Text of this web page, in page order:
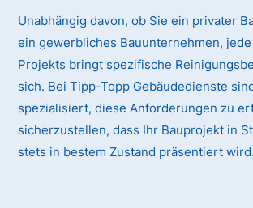
Unabhängig davon, ob Sie ein privater
ein gewerbliches Bauunternehmen,
Projekts bringt spezifische
sich. Bei Tipp-Topp Gebäudedienste
spezialisiert, diese Anforderungen zu
sicherzustellen, dass Ihr Bauprojekt in
stets in bestem Zustand präsentiert wird.